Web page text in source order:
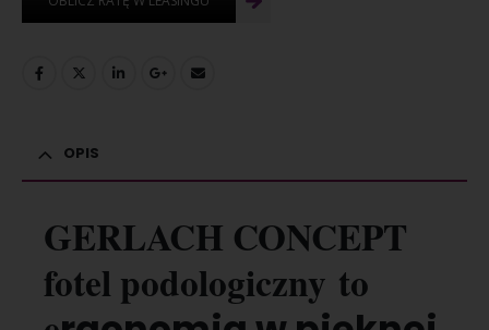
OPIS
GERLACH CONCEPT
fotel podologiczny to